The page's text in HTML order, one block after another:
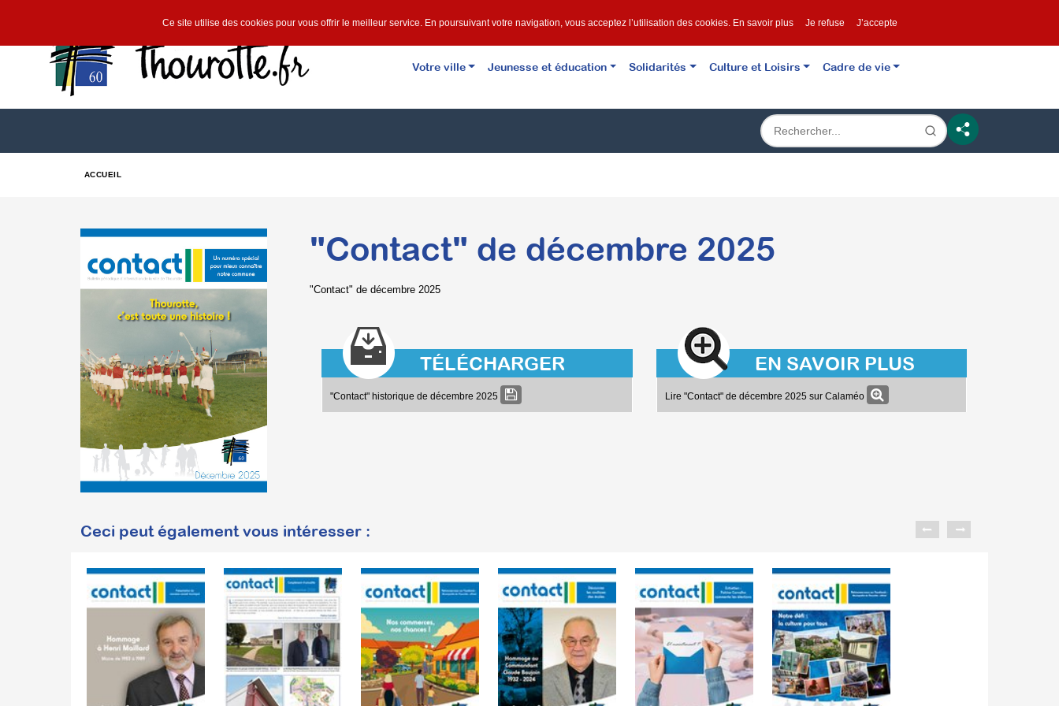
Votre ville Jeunesse et éducation Solidarités Culture et Loisirs Cadre de vie
ACCUEIL
"Contact" de décembre 2025
"Contact" de décembre 2025
TÉLÉCHARGER
"Contact" historique de décembre 2025
EN SAVOIR PLUS
Lire "Contact" de décembre 2025 sur Calaméo
Ceci peut également vous intéresser :
Ce site utilise des cookies pour vous offrir le meilleur service. En poursuivant votre navigation, vous acceptez l’utilisation des cookies. En savoir plus Je refuse J’accepte